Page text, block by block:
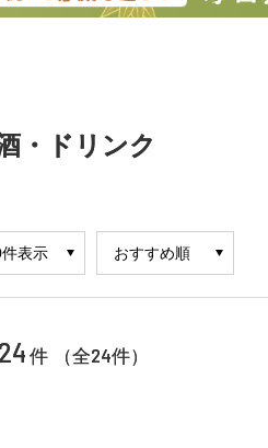
・ドリンク
件 （全24件）